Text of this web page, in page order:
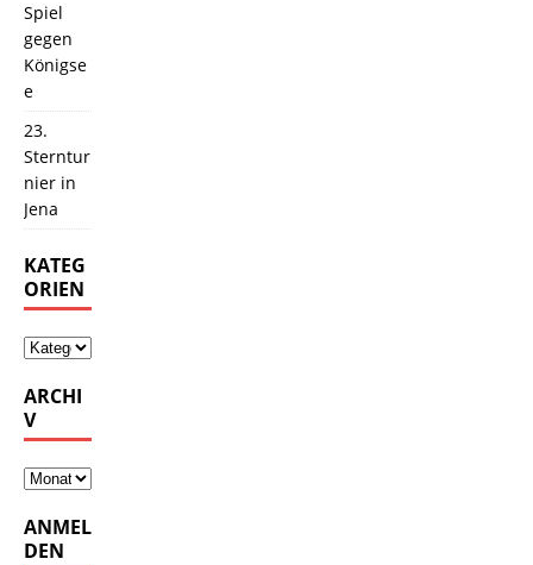
Spiel
gegen
Königse
e
23.
Sterntur
nier in
Jena
KATEG
ORIEN
ARCHI
V
ANMEL
DEN